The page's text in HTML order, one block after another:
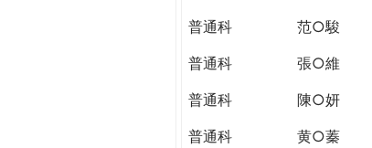
普通科
范○駿
普通科
張○維
普通科
陳○妍
普通科
黄○蓁